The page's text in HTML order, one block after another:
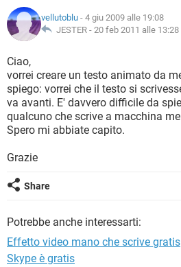
HARDWARE
INSTAGRAM
TIKTOK
iOS
INSTAGRAM
TIKTOK
HARDWARE
COVID-19
INTRATTENIMENTO
INSTAGRAM
TIKTOK
HARDWARE
GLOSSARIO
COVID-19
INTRATTENIMENTO
iOS
INSTAGRAM
TIKTOK
HARDWARE
vellutoblu - 4 giu 2009 alle 19:08
JESTER - 20 feb 2011 alle 13:28
Ciao,
vorrei creare un testo animato da
spiego: vorrei che il testo si
va avanti. E' davvero difficile da
qualcuno che scrive a macchina
Spero mi abbiate capito.
Grazie
Share
Potrebbe anche interessarti:
Effetto video mano che scrive gratis
Skype è gratis